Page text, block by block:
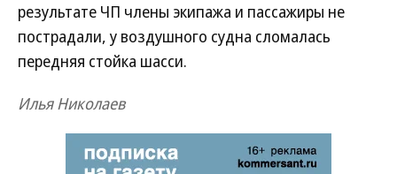
результате ЧП члены экипажа и пассажиры не
пострадали, у воздушного судна сломалась
передняя стойка шасси.
Илья Николаев